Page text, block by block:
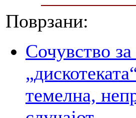
Поврзани:
Сочувство
темелна,